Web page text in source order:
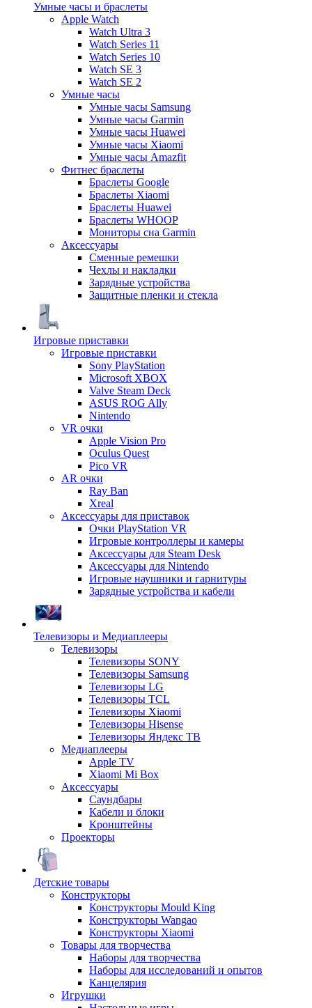
Умные часы и браслеты
Apple Watch
Watch Ultra 3
Watch Series 11
Watch Series 10
Watch SE 3
Watch SE 2
Умные часы
Умные часы Samsung
Умные часы Garmin
Умные часы Huawei
Умные часы Xiaomi
Умные часы Amazfit
Фитнес браслеты
Браслеты Google
Браслеты Xiaomi
Браслеты Huawei
Браслеты WHOOP
Мониторы сна Garmin
Аксессуары
Сменные ремешки
Чехлы и накладки
Зарядные устройства
Защитные пленки и стекла
Игровые приставки
Игровые приставки
Sony PlayStation
Microsoft XBOX
Valve Steam Deck
ASUS ROG Ally
Nintendo
VR очки
Apple Vision Pro
Oculus Quest
Pico VR
AR очки
Ray Ban
Xreal
Аксессуары для приставок
Очки PlayStation VR
Игровые контроллеры и камеры
Аксессуары для Steam Desk
Аксессуары для Nintendo
Игровые наушники и гарнитуры
Зарядные устройства и кабели
Телевизоры и Медиаплееры
Телевизоры
Телевизоры SONY
Телевизоры Samsung
Телевизоры LG
Телевизоры TCL
Телевизоры Xiaomi
Телевизоры Hisense
Телевизоры Яндекс ТВ
Медиаплееры
Apple TV
Xiaomi Mi Box
Аксессуары
Саундбары
Кабели и блоки
Кронштейны
Проекторы
Детские товары
Конструкторы
Конструкторы Mould King
Конструкторы Wangao
Конструкторы Xiaomi
Товары для творчества
Наборы для творчества
Наборы для исследований и опытов
Канцелярия
Игрушки